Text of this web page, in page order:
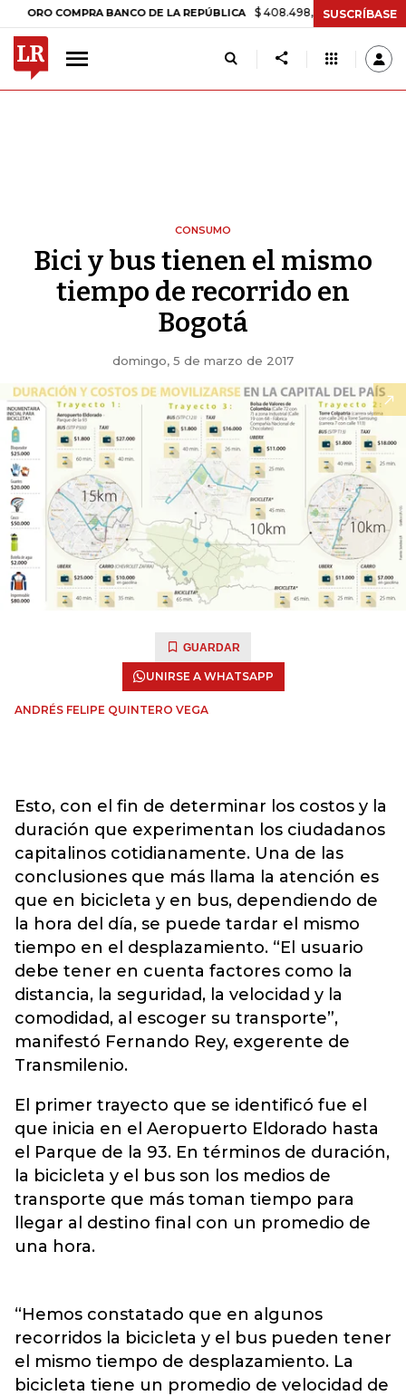
COMPRA BANCO DE LA REPÚBLICA $ 408.498,97 +$ 8.753,81 +2,19%
SUSCRÍBASE
CONSUMO
Bici y bus tienen el mismo
tiempo de recorrido en
Bogotá
domingo, 5 de marzo de 2017
GUARDAR
UNIRSE A WHATSAPP
ANDRÉS FELIPE QUINTERO VEGA
Esto, con el fin de determinar los costos y la
duración que experimentan los ciudadanos
capitalinos cotidianamente. Una de las
conclusiones que más llama la atención es
que en bicicleta y en bus, dependiendo de
la hora del día, se puede tardar el mismo
tiempo en el desplazamiento. “El usuario
debe tener en cuenta factores como la
distancia, la seguridad, la velocidad y la
comodidad, al escoger su transporte”,
manifestó Fernando Rey, exgerente de
Transmilenio.
El primer trayecto que se identificó fue el
que inicia en el Aeropuerto Eldorado hasta
el Parque de la 93. En términos de duración,
la bicicleta y el bus son los medios de
transporte que más toman tiempo para
llegar al destino final con un promedio de
una hora.
“Hemos constatado que en algunos
recorridos la bicicleta y el bus pueden tener
el mismo tiempo de desplazamiento. La
bicicleta tiene un promedio de velocidad de